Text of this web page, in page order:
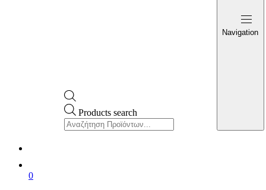
Products search
Navigation
0